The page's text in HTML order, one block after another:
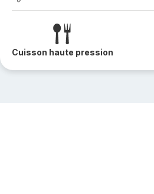
Cuisson haute pression